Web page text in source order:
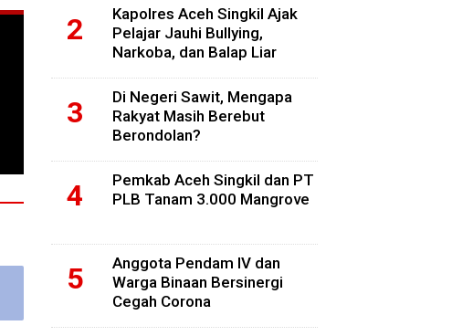
Kapolres Aceh Singkil Ajak
Pelajar Jauhi Bullying,
Narkoba, dan Balap Liar
Di Negeri Sawit, Mengapa
Rakyat Masih Berebut
Berondolan?
Pemkab Aceh Singkil dan PT
PLB Tanam 3.000 Mangrove
Anggota Pendam IV dan
Warga Binaan Bersinergi
Cegah Corona